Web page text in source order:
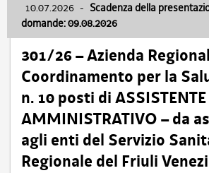
10.07.2026 - Scadenza della
domande: 09.08.2026
301/26 – Azienda
Coordinamento per la
n. 10 posti di ASSISTENTE
AMMINISTRATIVO – da
agli enti del Servizio
Regionale del Friuli